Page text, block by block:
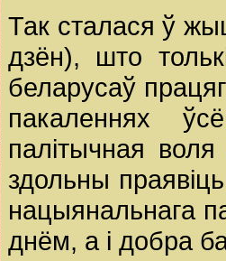
Так сталася ў
дзён), што
беларусаў
пакаленнях
палітычная воля
здольны
нацыянальнага
днём, а і добра